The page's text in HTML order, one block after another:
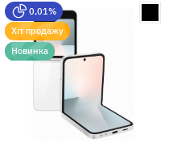
0,01%
Хіт продажу
Новинка